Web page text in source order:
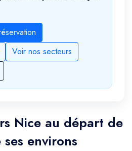
Voir nos secteurs
Nice au départ de
environs